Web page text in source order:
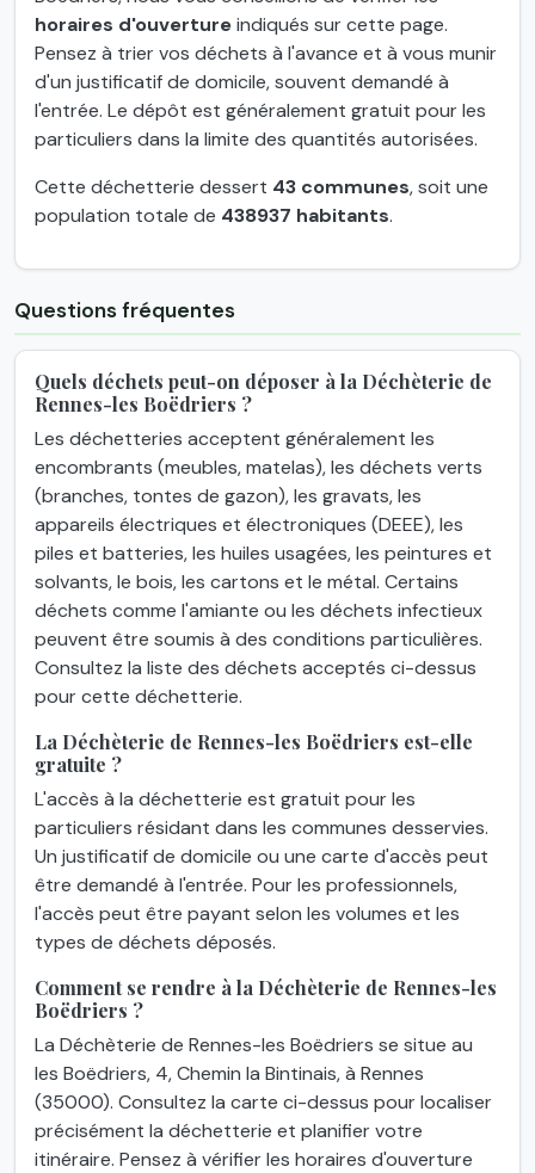
horaires d'ouvertureindiqués sur cette page.
Pensez à trier vos déchets à l'avance et à vous munir
d'un justificatif de domicile, souvent demandé à
l'entrée. Le dépôt est généralement gratuit pour les
particuliers dans la limite des quantités autorisées.
Cette déchetterie dessert 43 communes, soit une
population totale de 438937 habitants.
Questions fréquentes
Quels déchets peut-on déposer à la Déchèterie de
Rennes-les Boëdriers ?
Les déchetteries acceptent généralement les
encombrants (meubles, matelas), les déchets verts
(branches, tontes de gazon), les gravats, les
appareils électriques et électroniques (DEEE), les
piles et batteries, les huiles usagées, les peintures et
solvants, le bois, les cartons et le métal. Certains
déchets comme l'amiante ou les déchets infectieux
peuvent être soumis à des conditions particulières.
Consultez la liste des déchets acceptés ci-dessus
pour cette déchetterie.
La Déchèterie de Rennes-les Boëdriers est-elle
gratuite ?
L'accès à la déchetterie est gratuit pour les
particuliers résidant dans les communes desservies.
Un justificatif de domicile ou une carte d'accès peut
être demandé à l'entrée. Pour les professionnels,
l'accès peut être payant selon les volumes et les
types de déchets déposés.
Comment se rendre à la Déchèterie de Rennes-les
Boëdriers ?
La Déchèterie de Rennes-les Boëdriers se situe au
les Boëdriers, 4, Chemin la Bintinais, à Rennes
(35000). Consultez la carte ci-dessus pour localiser
précisément la déchetterie et planifier votre
itinéraire. Pensez à vérifier les horaires d'ouverture